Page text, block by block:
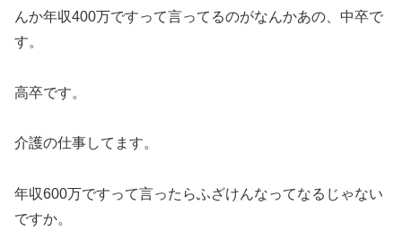
んか年収400万ですって言ってるのがなんかあの、中卒で
す。
高卒です。
介護の仕事してます。
年収600万ですって言ったらふざけんなってなるじゃない
ですか。